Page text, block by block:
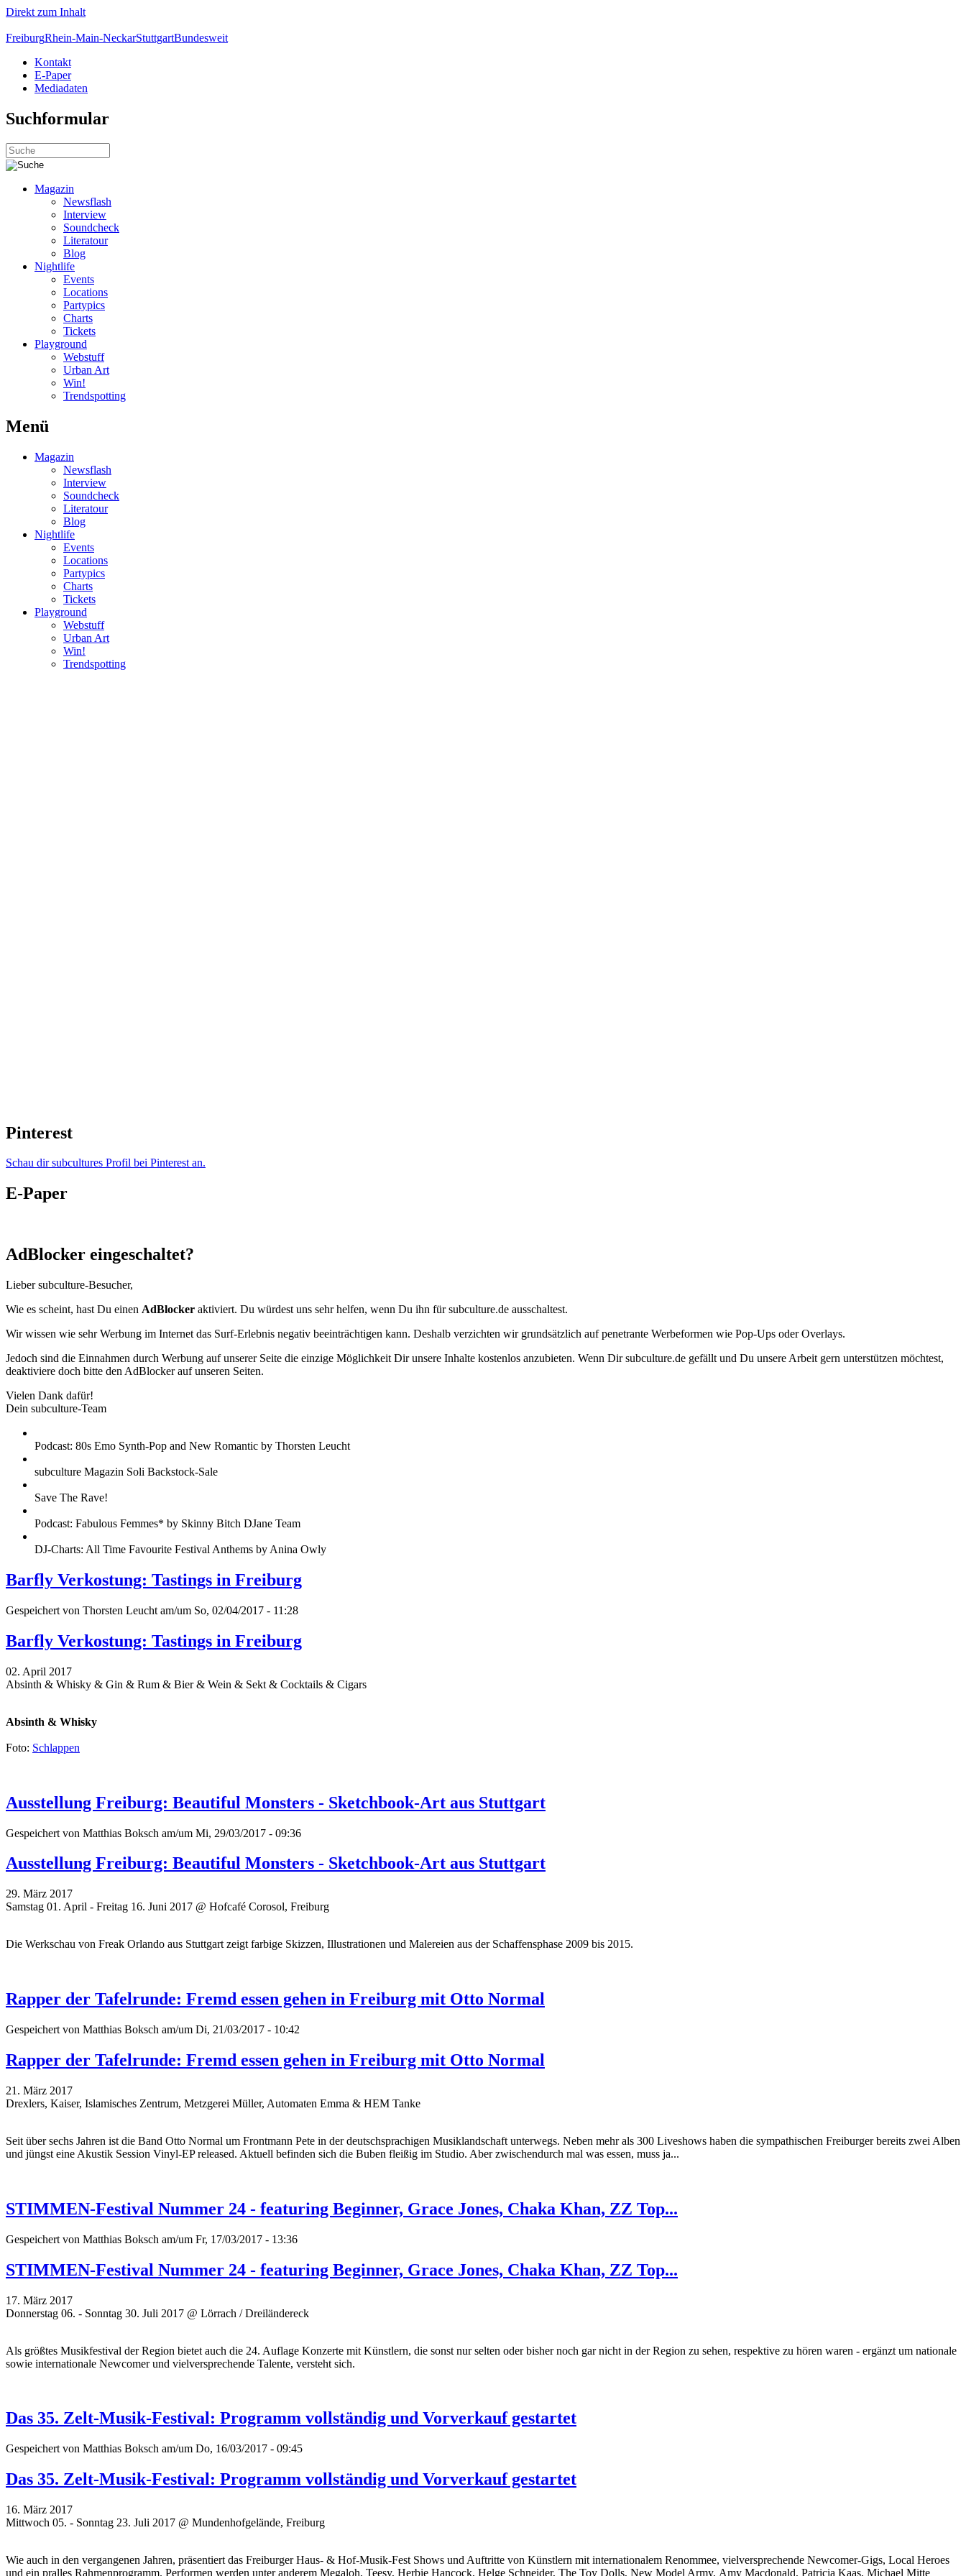
Direkt zum Inhalt
FreiburgRhein-Main-NeckarStuttgartBundesweit
Kontakt
E-Paper
Mediadaten
Suchformular
Magazin
Newsflash
Interview
Soundcheck
Literatour
Blog
Nightlife
Events
Locations
Partypics
Charts
Tickets
Playground
Webstuff
Urban Art
Win!
Trendspotting
Menü
Magazin
Newsflash
Interview
Soundcheck
Literatour
Blog
Nightlife
Events
Locations
Partypics
Charts
Tickets
Playground
Webstuff
Urban Art
Win!
Trendspotting
Pinterest
Schau dir subcultures Profil bei Pinterest an.
E-Paper
AdBlocker eingeschaltet?
Lieber subculture-Besucher,
Wie es scheint, hast Du einen AdBlocker aktiviert. Du würdest uns sehr helfen, wenn Du ihn für subculture.de ausschaltest.
Wir wissen wie sehr Werbung im Internet das Surf-Erlebnis negativ beeinträchtigen kann. Deshalb verzichten wir grundsätzlich auf penetrante Werbeformen wie Pop-Ups oder Overlays.
Jedoch sind die Einnahmen durch Werbung auf unserer Seite die einzige Möglichkeit Dir unsere Inhalte kostenlos anzubieten. Wenn Dir subculture.de gefällt und Du unsere Arbeit gern unterstützen möchtest,
deaktiviere doch bitte den AdBlocker auf unseren Seiten.
Vielen Dank dafür!
Dein subculture-Team
Podcast: 80s Emo Synth-Pop and New Romantic by Thorsten Leucht
subculture Magazin Soli Backstock-Sale
Save The Rave!
Podcast: Fabulous Femmes* by Skinny Bitch DJane Team
DJ-Charts: All Time Favourite Festival Anthems by Anina Owly
Barfly Verkostung: Tastings in Freiburg
Gespeichert von Thorsten Leucht am/um So, 02/04/2017 - 11:28
Barfly Verkostung: Tastings in Freiburg
02. April 2017
Absinth & Whisky & Gin & Rum & Bier & Wein & Sekt & Cocktails & Cigars
Absinth & Whisky
Foto: Schlappen
Ausstellung Freiburg: Beautiful Monsters - Sketchbook-Art aus Stuttgart
Gespeichert von Matthias Boksch am/um Mi, 29/03/2017 - 09:36
Ausstellung Freiburg: Beautiful Monsters - Sketchbook-Art aus Stuttgart
29. März 2017
Samstag 01. April - Freitag 16. Juni 2017 @ Hofcafé Corosol, Freiburg
Die Werkschau von Freak Orlando aus Stuttgart zeigt farbige Skizzen, Illustrationen und Malereien aus der Schaffensphase 2009 bis 2015.
Rapper der Tafelrunde: Fremd essen gehen in Freiburg mit Otto Normal
Gespeichert von Matthias Boksch am/um Di, 21/03/2017 - 10:42
Rapper der Tafelrunde: Fremd essen gehen in Freiburg mit Otto Normal
21. März 2017
Drexlers, Kaiser, Islamisches Zentrum, Metzgerei Müller, Automaten Emma & HEM Tanke
Seit über sechs Jahren ist die Band Otto Normal um Frontmann Pete in der deutschsprachigen Musiklandschaft unterwegs. Neben mehr als 300 Liveshows haben die sympathischen Freiburger bereits zwei Alben
und jüngst eine Akustik Session Vinyl-EP released. Aktuell befinden sich die Buben fleißig im Studio. Aber zwischendurch mal was essen, muss ja...
STIMMEN-Festival Nummer 24 - featuring Beginner, Grace Jones, Chaka Khan, ZZ Top...
Gespeichert von Matthias Boksch am/um Fr, 17/03/2017 - 13:36
STIMMEN-Festival Nummer 24 - featuring Beginner, Grace Jones, Chaka Khan, ZZ Top...
17. März 2017
Donnerstag 06. - Sonntag 30. Juli 2017 @ Lörrach / Dreiländereck
Als größtes Musikfestival der Region bietet auch die 24. Auflage Konzerte mit Künstlern, die sonst nur selten oder bisher noch gar nicht in der Region zu sehen, respektive zu hören waren - ergänzt um nationale
sowie internationale Newcomer und vielversprechende Talente, versteht sich.
Das 35. Zelt-Musik-Festival: Programm vollständig und Vorverkauf gestartet
Gespeichert von Matthias Boksch am/um Do, 16/03/2017 - 09:45
Das 35. Zelt-Musik-Festival: Programm vollständig und Vorverkauf gestartet
16. März 2017
Mittwoch 05. - Sonntag 23. Juli 2017 @ Mundenhofgelände, Freiburg
Wie auch in den vergangenen Jahren, präsentiert das Freiburger Haus- & Hof-Musik-Fest Shows und Auftritte von Künstlern mit internationalem Renommee, vielversprechende Newcomer-Gigs, Local Heroes
und ein pralles Rahmenprogramm. Performen werden unter anderem Megaloh, Teesy, Herbie Hancock, Helge Schneider, The Toy Dolls, New Model Army, Amy Macdonald, Patricia Kaas, Michael Mitte